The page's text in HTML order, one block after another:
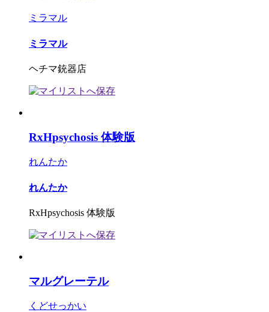
ミラマル
ミラマル
ヘチマ銃器店
RxHpsychosis 体験版
れんたか
れんたか
RxHpsychosis 体験版
マルグレーテル
くどせっかい